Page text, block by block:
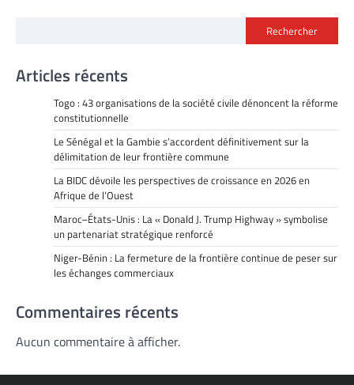
Rechercher
Articles récents
Togo : 43 organisations de la société civile dénoncent la réforme
constitutionnelle
Le Sénégal et la Gambie s’accordent définitivement sur la
délimitation de leur frontière commune
La BIDC dévoile les perspectives de croissance en 2026 en
Afrique de l’Ouest
Maroc–États-Unis : La « Donald J. Trump Highway » symbolise
un partenariat stratégique renforcé
Niger-Bénin : La fermeture de la frontière continue de peser sur
les échanges commerciaux
Commentaires récents
Aucun commentaire à afficher.